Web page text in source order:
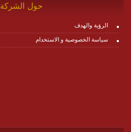
حول الشركة
الرؤية والهدف
سياسة الخصوصية و الاستخدام